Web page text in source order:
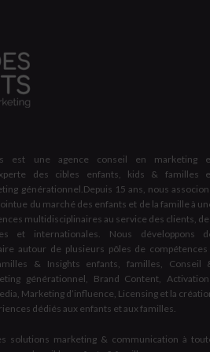
est une agence conseil en marketing
des cibles enfants, kids & familles
générationnel.Depuis 15 ans, nous
du marché des enfants et de la famille à
multidisciplinaires au service des clients,
et internationales. Nous développons
autour de plusieurs pôles de compétences
& Insights enfants, familles, Conseil
générationnel, Brand Content,
Marketing d’influence, Licensing et la
dédiés aux enfants et aux familles.
solutions marketing & communication à